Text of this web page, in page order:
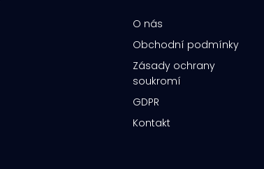
O nás
Obchodní podmínky
Zásady ochrany
soukromí
GDPR
Kontakt